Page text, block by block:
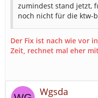
zumindest stand jetzt,
noch nicht für die ktw-b
Der Fix ist nach wie vor
Zeit, rechnet mal eher
Wgsda